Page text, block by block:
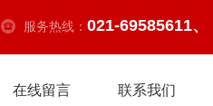
服务热线： 021-69585611、
在线留言 联系我们